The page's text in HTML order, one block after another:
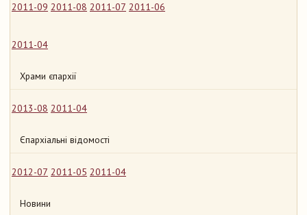
2011-09 2011-08 2011-07 2011-06
2011-04
Храми єпархії
2013-08 2011-04
Єпархіальні відомості
2012-07 2011-05 2011-04
Новини